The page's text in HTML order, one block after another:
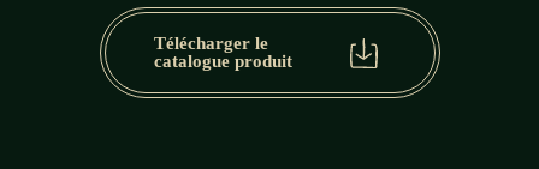
Télécharger le
catalogue produit